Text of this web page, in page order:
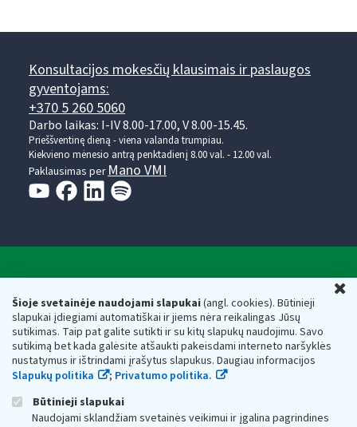
Šioje svetainėje naudojami slapukai(angl. cookies). Būtinieji
slapukai įdiegiami automatiškai ir jiems nėra reikalingas Jūsų
sutikimas. Taip pat galite sutikti ir su kitų slapukų naudojimu. Savo
sutikimą bet kada galėsite atšaukti pakeisdami interneto naršyklės
nustatymus ir ištrindami įrašytus slapukus. Daugiau informacijos
Slapukų politika
; Privatumo politika.
Būtinieji slapukai
Naudojami sklandžiam svetainės veikimui ir įgalina pagrindines
Konsultacijos mokesčių klausimais ir paslaugos
gyventojams:
+370 5 260 5060
Darbo laikas: I-IV 8.00-17.00, V 8.00-15.45.
Prieššventinę dieną - viena valanda trumpiau.
Kiekvieno mėnesio antrą penktadienį 8.00 val. - 12.00 val.
Paklausimas per Mano VMI
Respublikos finansų ministerijos
Biudžetinė įstaiga. Juridinio asmens kodas — 188659752,
adresas: Vasario 16-osios g. 14, 01107 Vilnius, Lietuva, el.paštas:
vmi@vmi.lt, E. pristatymo dėžutės adresas 188659752
Duomenys apie Valstybinę mokesčių inspekciją prie Lietuvos
Respublikos finansų ministerijos kaupiami ir saugomi Juridinių